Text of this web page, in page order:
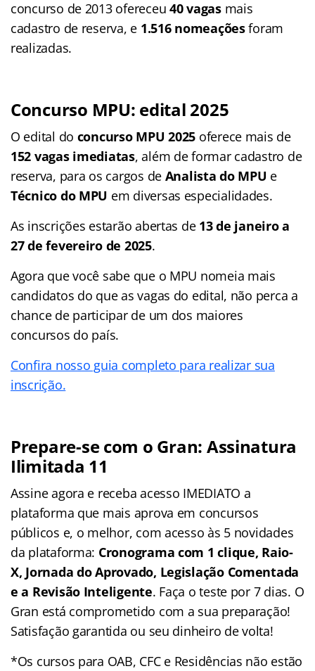
concurso de 2013 ofereceu 40 vagasmais
cadastro de reserva, e 1.516 nomeaçõesforam
realizadas.
Concurso MPU: edital 2025
O edital do concurso MPU 2025 oferece mais de
152 vagas imediatas, além de formar cadastro de
reserva, para os cargos de Analista do MPU e
Técnico do MPU em diversas especialidades.
As inscrições estarão abertas de 13 de janeiro a
27 de fevereiro de 2025.
Agora que você sabe que o MPU nomeia mais
candidatos do que as vagas do edital, não perca a
chance de participar de um dos maiores
concursos do país.
Confira nosso guia completo para realizar sua
inscrição.
Prepare-se com o Gran: Assinatura
Ilimitada 11
Assine agora e receba acesso IMEDIATO a
plataforma que mais aprova em concursos
públicos e, o melhor, com acesso às 5 novidades
da plataforma: Cronograma com 1 clique, Raio-
X, Jornada do Aprovado, Legislação Comentada
e a Revisão Inteligente. Faça o teste por 7 dias. O
Gran está comprometido com a sua preparação!
Satisfação garantida ou seu dinheiro de volta!
*Os cursos para OAB, CFC e Residências não estão